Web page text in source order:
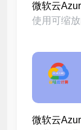
微软云
使用可缩
微软云